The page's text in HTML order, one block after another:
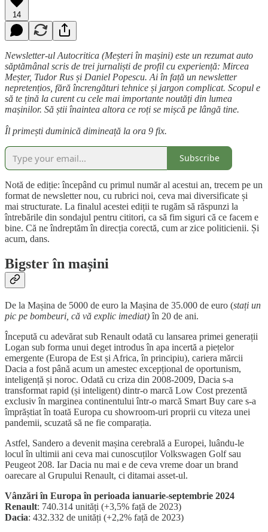
14
Newsletter-ul Autocritica (Meșteri în mașini) este un rezumat auto
săptămânal scris de trei jurnaliști de profil cu experiență: Mircea
Meșter, Tudor Rus și Daniel Popescu. Ai în față un newsletter
nepretențios, fără încrengături tehnice și jargon complicat. Scopul e
să te țină la curent cu cele mai importante noutăți din lumea
mașinilor. Să știi înaintea altora ce roți se mișcă pe lângă tine.
Îl primești duminică dimineață la ora 9 fix.
Subscribe
Notă de ediție: începând cu primul număr al acestui an, trecem pe un
format de newsletter nou, cu rubrici noi, ceva mai diversificate și
mai structurate. La finalul acestei ediții te rugăm să răspunzi la
întrebările din sondajul pentru cititori, ca să fim siguri că ce facem e
bine. Că ne îndreptăm în direcția corectă, cum ar zice politicienii. Și
acum, dans.
Bigster în mașini
De la Mașina de 5000 de euro la Mașina de 35.000 de euro (stați un
pic pe bombeuri, că vă explic imediat)în 20 de ani.
Începută cu adevărat sub Renault odată cu lansarea primei generații
Logan sub forma unui deget introdus în apa incertă a piețelor
emergente (Europa de Est și Africa, în principiu), cariera mărcii
Dacia a fost până acum un amestec excepțional de oportunism,
inteligență și noroc. Odată cu criza din 2008-2009, Dacia s-a
transformat rapid (și inteligent) dintr-o marcă Low Cost prezentă
exclusiv în marginea continentului într-o marcă Smart Buy care s-a
împrăștiat în toată Europa cu showroom-uri proprii cu viteza unei
pandemii, scuzată să ne fie comparația.
Astfel, Sandero a devenit mașina cerebrală a Europei, luându-le
locul în ultimii ani ceva mai cunoscuților Volkswagen Golf sau
Peugeot 208. Iar Dacia nu mai e de ceva vreme doar un brand
oarecare al Grupului Renault, ci ditamai asset-ul.
Vânzări în Europa în perioada ianuarie-septembrie 2024
Renault: 740.314 unități (+3,5% față de 2023)
Dacia: 432.332 de unități (+2,2% față de 2023)